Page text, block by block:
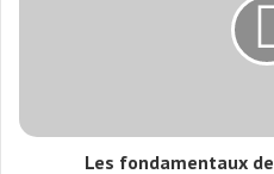
Les fondamentaux